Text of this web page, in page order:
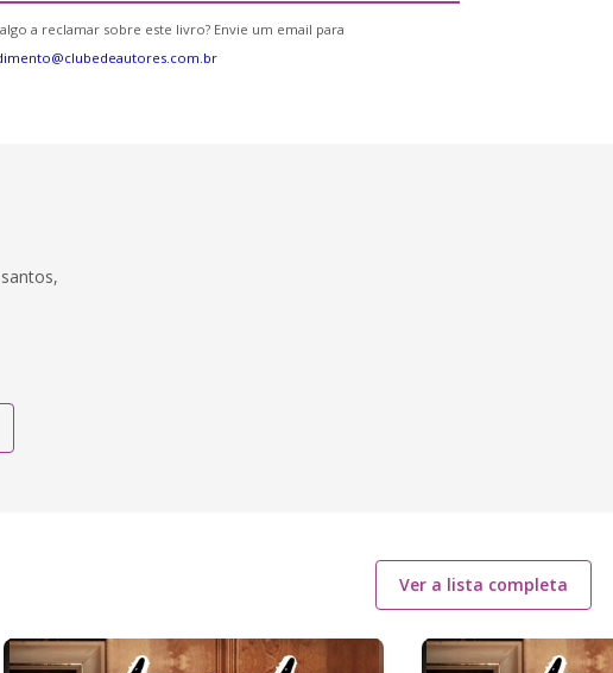
a reclamar sobre este livro? Envie um email para
Ver a lista completa